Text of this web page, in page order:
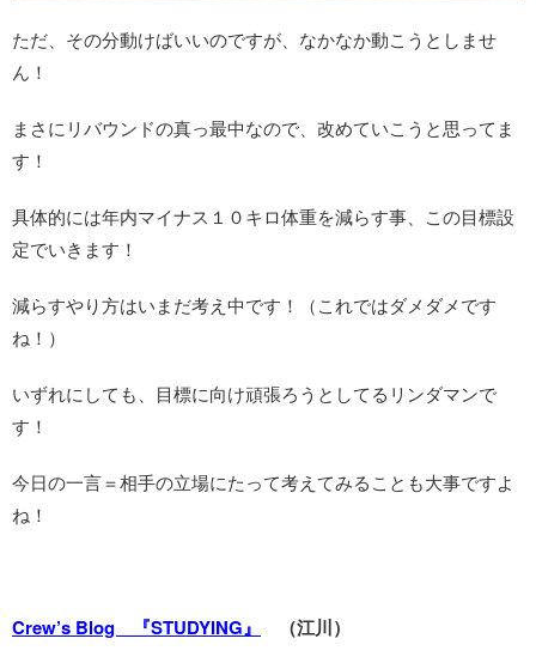
ただ、その分動けばいいのですが、なかなか動こうとしませ
ん！
まさにリバウンドの真っ最中なので、改めていこうと思ってま
す！
具体的には年内マイナス１０キロ体重を減らす事、この目標設
定でいきます！
減らすやり方はいまだ考え中です！（これではダメダメです
ね！）
いずれにしても、目標に向け頑張ろうとしてるリンダマンで
す！
今日の一言＝相手の立場にたって考えてみることも大事ですよ
ね！
Crew’s Blog 『STUDYING』 （江川）